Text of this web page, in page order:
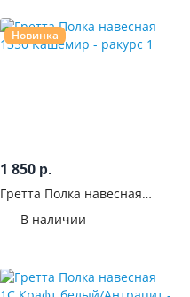
Новинка
1 850 р.
Гретта Полка навесная
В наличии